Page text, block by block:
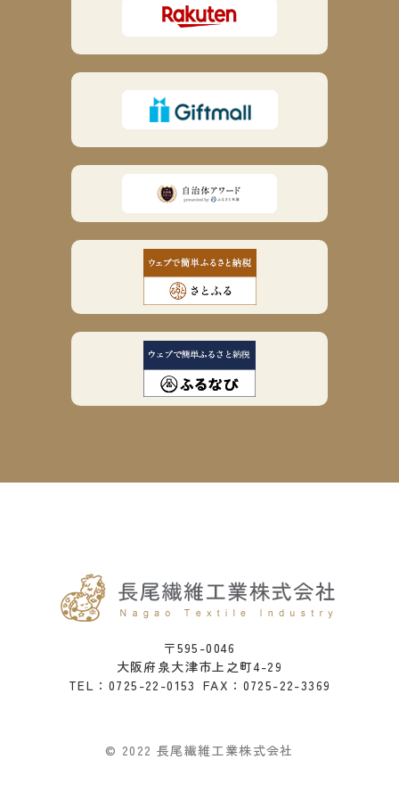
〒595-0046
大阪府泉大津市上之町4-29
TEL： 0725-22-0153 FAX：0725-22-3369
© 2022 長尾繊維工業株式会社